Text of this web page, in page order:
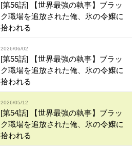
[第56話] 【世界最強の執事】ブラッ
ク職場を追放された俺、氷の令嬢に
拾われる
2026/06/02
[第55話] 【世界最強の執事】ブラッ
ク職場を追放された俺、氷の令嬢に
拾われる
2026/05/12
[第54話] 【世界最強の執事】ブラッ
ク職場を追放された俺、氷の令嬢に
拾われる